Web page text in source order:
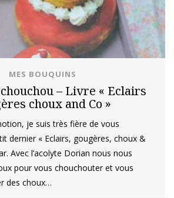
MES BOUQUINS
– Livre « Eclairs
choux and Co »
je suis très fière de vous
dernier « Eclairs, gougères, choux &
Avec l’acolyte Dorian nous nous
pour vous chouchouter et vous
des choux…